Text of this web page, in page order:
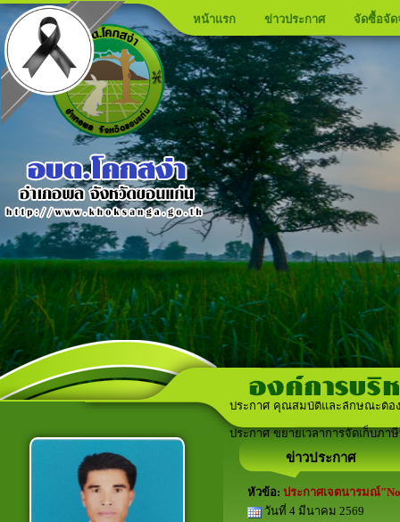
หน้าแรก ข่าวประกาศ จัดซื้อจัด
ลานกีฬาภายในพื้นที่ตำบลโคกสง่า
เวทีประชาคม ประจำปีงบประมาณ
อาสาสมัครท้องถิ่นรักษ์โลก (อถล.)
ประกาศ ขยายเวลาการจัดเก็บภ
ประกาศ คุณสมบัติและลักษณะต้อ
ข่าวประกาศ
หัวข้อ: ประกาศเจตนารมณ์
วันที่ 4 มีนาคม 2569